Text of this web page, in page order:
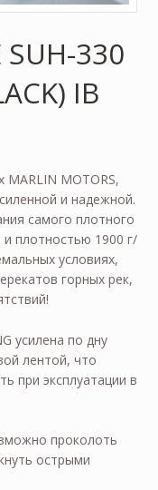
330
IB
MARLIN MOTORS,
и надежной.
самого плотного
плотностью 1900 г/
условиях,
горных рек,
усилена по дну
лентой, что
при эксплуатации в
проколоть
острыми